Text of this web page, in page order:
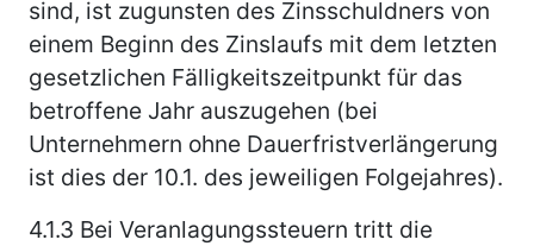
sind, ist zugunsten des Zinsschuldners von
einem Beginn des Zinslaufs mit dem letzten
gesetzlichen Fälligkeitszeitpunkt für das
betroffene Jahr auszugehen (bei
Unternehmern ohne Dauerfristverlängerung
ist dies der 10.1. des jeweiligen Folgejahres).
4.1.3 Bei Veranlagungssteuern tritt die